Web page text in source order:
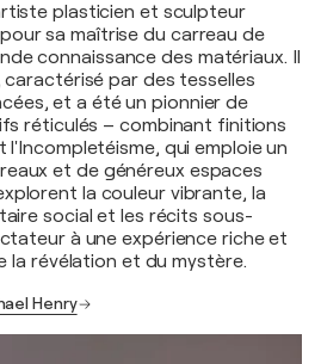
plasticien et sculpteur
sa maîtrise du carreau de
connaissance des matériaux. Il
par des tesselles
et a été un pionnier de
réticulés – combinant finitions
qui emploie un
et de généreux espaces
la couleur vibrante, la
social et les récits sous-
à une expérience riche et
la révélation et du mystère.
Henry